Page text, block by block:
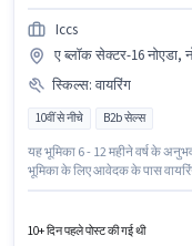
Iccs
ए ब्लॉक सेक्टर-16 नोएडा,
स्किल्स: वायरिंग
10वीं से नीचे B2b सेल्स
यह भूमिका 6 - 12 महीने वर्ष के
भूमिका के लिए आवेदक के पास
श्रेणी में सेल्स एग्जीक्यूटिव पद के
10+ दिन पहले पोस्ट की गई थी